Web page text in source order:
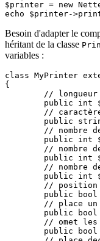
$printer = new
Besoin d'adapter le
héritant de la classe
variables :
class MyPrinter
{